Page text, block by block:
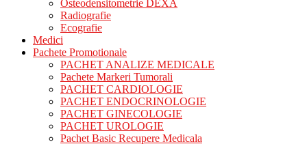
Osteodensitometrie DEXA
Radiografie
Ecografie
Medici
Pachete Promotionale
PACHET ANALIZE MEDICALE
Pachete Markeri Tumorali
PACHET CARDIOLOGIE
PACHET ENDOCRINOLOGIE
PACHET GINECOLOGIE
PACHET UROLOGIE
Pachet Basic Recupere Medicala